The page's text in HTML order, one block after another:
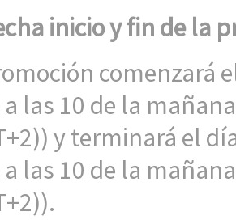
inicio y fin de la
comenzará
a las 10 de la
y terminará el
a las 10 de la